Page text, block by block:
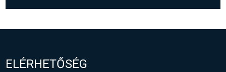
ELÉRHETŐSÉG